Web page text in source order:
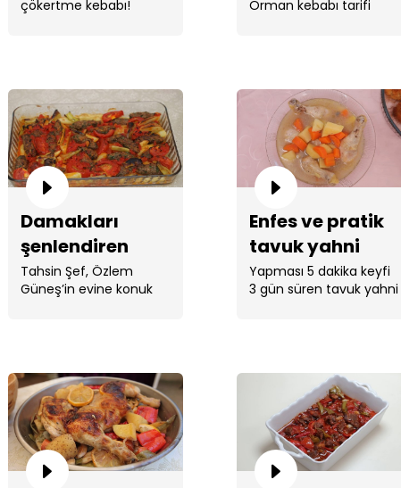
çökertme kebabı!
Orman kebabı tarifi
Damakları
şenlendiren
lezzet İzmir
Köfte!
Tahsin Şef, Özlem
Güneş’in evine konuk
Enfes ve pratik
tavuk yahni
tarifi!
Yapması 5 dakika keyfi
3 gün süren tavuk yahni